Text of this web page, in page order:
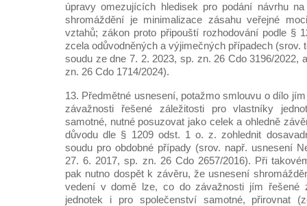
úpravy omezujících hledisek pro podání návrhu
shromáždění je minimalizace zásahu veřejné
vztahů; zákon proto připouští rozhodování podle §
zcela odůvodněných a výjimečných případech (srov.
soudu ze dne 7. 2. 2023, sp. zn. 26 Cdo 3196/2022,
zn. 26 Cdo 1714/2024).
13. Předmětné usnesení, potažmo smlouvu o dílo
závažnosti řešené záležitosti pro vlastníky
samotné, nutné posuzovat jako celek a ohledně
důvodu dle § 1209 odst. 1 o. z. zohlednit
soudu pro obdobné případy (srov. např. usnesení
27. 6. 2017, sp. zn. 26 Cdo 2657/2016). Při
pak nutno dospět k závěru, že usnesení
vedení v domě lze, co do závažnosti jím řešené
jednotek i pro společenství samotné, přirovnat